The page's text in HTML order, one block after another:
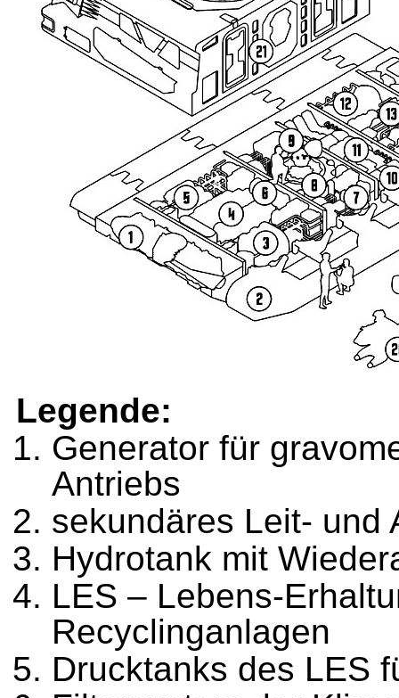
Legende:
Generator für
Antriebs
sekundäres Leit- und
Hydrotank mit
LES – Lebens-
Recyclinganlagen
Drucktanks des LES